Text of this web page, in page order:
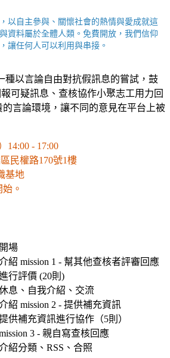
以自主參與、關懷社會的熱情與愛成就這
資料屬於全體人類。免費開放，我們信仰
讓任何人可以利用與串接。
種以言論自由對抗假訊息的嘗試，鼓
可疑訊息、查核協作小聚志工用力回
言論環境，讓不同的意見在平台上被
14:00 - 17:00
民權路170號1樓
基地
。
場
紹 mission 1 - 幫其他查核者評審回應
行評價 (20則)
息、自我介紹、交流
紹 mission 2 - 提供補充資訊
供補充資訊進行協作（5則）
3 - 親自寫查核回應
紹分類、RSS、合照